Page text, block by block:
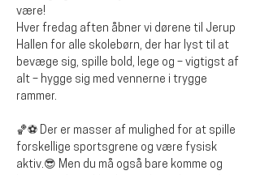
være!
Hver fredag aften åbner vi dørene til Jerup
Hallen for alle skolebørn, der har lyst til at
bevæge sig, spille bold, lege og – vigtigst af
alt – hygge sig med vennerne i trygge
rammer.
🏀⚽ Der er masser af mulighed for at spille
forskellige sportsgrene og være fysisk
aktiv.😎 Men du må også bare komme og